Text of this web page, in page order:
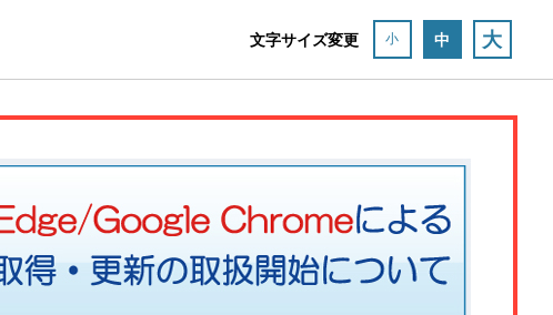
文字サイズ変更 小 中 大